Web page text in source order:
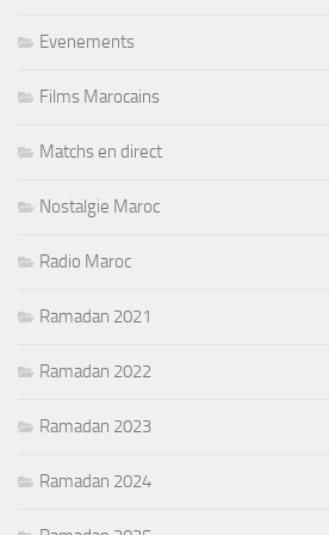
Evenements
Films Marocains
Matchs en direct
Nostalgie Maroc
Radio Maroc
Ramadan 2021
Ramadan 2022
Ramadan 2023
Ramadan 2024